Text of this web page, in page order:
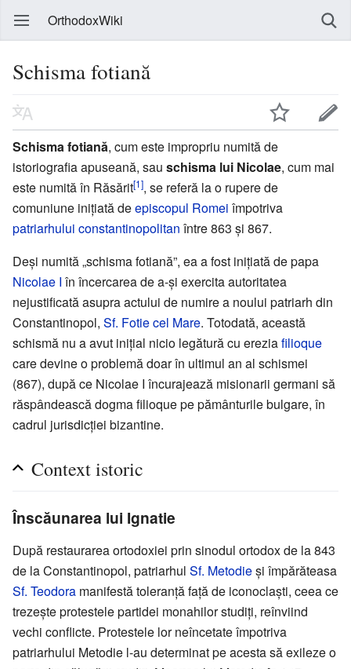
OrthodoxWiki
Schisma fotiană
Schisma fotiană, cum este impropriu numită de
istoriografia apuseană, sau schisma lui Nicolae, cum mai
este numită în Răsărit[1], se referă la o rupere de
comuniune inițiată deepiscopul Romei împotriva
patriarhului constantinopolitan între 863 și 867.
Deși numită „schisma fotiană”, ea a fost inițiată de papa
Nicolae I în încercarea de a-și exercita autoritatea
nejustificată asupra actului de numire a noului patriarh din
Constantinopol, Sf. Fotie cel Mare. Totodată, această
schismă nu a avut inițial nicio legătură cu ereziafilioque
care devine o problemă doar în ultimul an al schismei
(867), după ce Nicolae I încurajează misionarii germani să
răspândească dogma filioque pe pământurile bulgare, în
cadrul jurisdicției bizantine.
Context istoric
Înscăunarea lui Ignatie
După restaurarea ortodoxiei prin sinodul ortodox de la 843
de la Constantinopol, patriarhul Sf. Metodieși împărăteasa
Sf. Teodora manifestă toleranță față de iconoclaști, ceea ce
trezește protestele partidei monahilor studiți, reînviind
vechi conflicte. Protestele lor neîncetate împotriva
patriarhului Metodie l-au determinat pe acesta să exileze o